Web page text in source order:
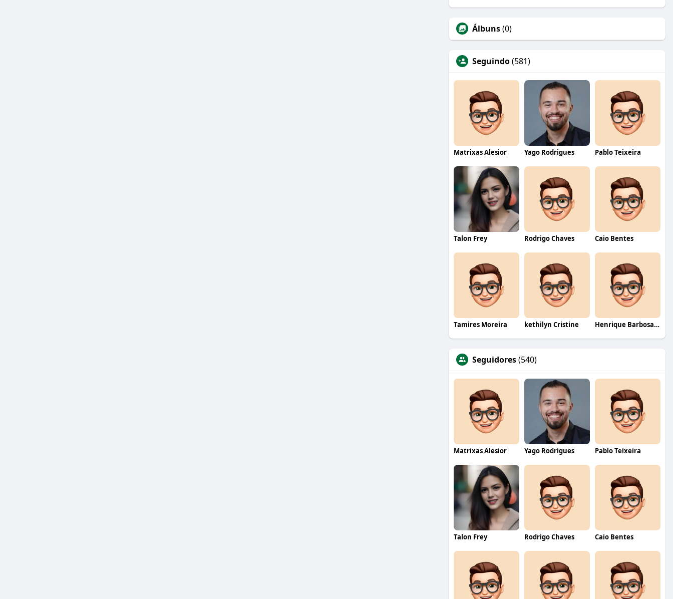
Álbuns(0)
Seguindo(581)
Matrixas Alesior Yago Rodrigues Pablo Teixeira
Talon Frey Rodrigo Chaves Caio Bentes
Tamires Moreira kethilyn Cristine Henrique Barbosa Yokobataki
Seguidores(540)
Matrixas Alesior Yago Rodrigues Pablo Teixeira
Talon Frey Rodrigo Chaves Caio Bentes